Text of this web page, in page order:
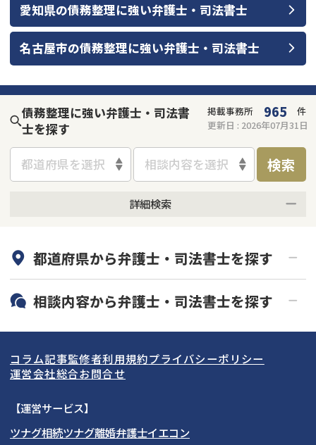
愛知県の債務整理に強い弁護士・司法書士
名古屋市の債務整理に強い弁護士・司法書士
債務整理に強い弁護士・司法書
士を探す
掲載事務所 965
件
更新日 : 2026年07月31日
都道府県を選択 相談内容を選択 検索
詳細検索
初回相談無料
土日祝の相談可能
都道府県から弁護士・司法書士を探す
北海道・東北
北海道 青森県
岩手県 宮城県
秋田県
関東
東京都 神奈川県
埼玉県
東海
愛知県
関西
相談内容から弁護士・司法書士を探す
任意整理
個人再生
会社破産・法人破産
コラム記事監修者利用規約プライバシーポリシー
運営会社総合お問合せ
【運営サービス】
ツナグ相続ツナグ離婚弁護士イエコン